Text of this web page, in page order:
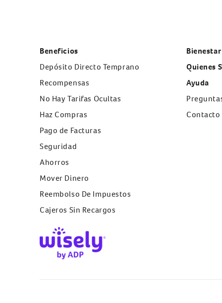
app myWisely o en mywisely.com?
¿Cómo obtengo mis recompensas de
regalo electrónica eGift?
¿Cómo puedo retirar los reembolsos de
mi Sobre de Ahorros de Recompensas de
qué comercios ofrecen recompensas de
reembolsos?
¿Cómo sabré cuando recibo el
reembolso?
¿Cómo se entregará mi tarjeta de regalo
electrónica eGift? ¿Qué tan pronto la
recibiré?
¿Cuál es la diferencia entre una tarjeta
de regalo electrónica eGift y otras
Beneficios
Depósito Directo Temprano
Recompensas
No Hay Tarifas Ocultas
Haz Compras
Pago de Facturas
Seguridad
Ahorros
Mover Dinero
Reembolso De Impuestos
Cajeros Sin Recargos
Quienes
Ayuda
Contacto